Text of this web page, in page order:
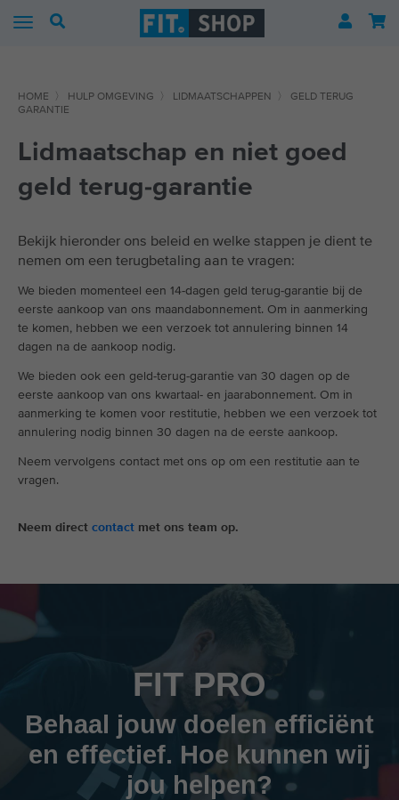
coaching
professionals
protein
protein
gainer
3
Roller
Wraps
Straps
bag
voor gewichtsconsulenten
HOME 〉 HULP OMGEVING 〉 LIDMAATSCHAPPEN 〉 GELD TERUG
GARANTIE
Lidmaatschap en niet goed
geld terug-garantie
Bekijk hieronder ons beleid en welke stappen je dient te
nemen om een terugbetaling aan te vragen:
We bieden momenteel een 14-dagen geld terug-garantie bij de
eerste aankoop van ons maandabonnement. Om in aanmerking
te komen, hebben we een verzoek tot annulering binnen 14
dagen na de aankoop nodig.
We bieden ook een geld-terug-garantie van 30 dagen op de
eerste aankoop van ons kwartaal- en jaarabonnement. Om in
aanmerking te komen voor restitutie, hebben we een verzoek tot
annulering nodig binnen 30 dagen na de eerste aankoop.
Neem vervolgens contact met ons op om een restitutie aan te
vragen.
Neem direct contact met ons team op.
FIT PRO
Behaal jouw doelen efficiënt
en effectief. Hoe kunnen wij
jou helpen?